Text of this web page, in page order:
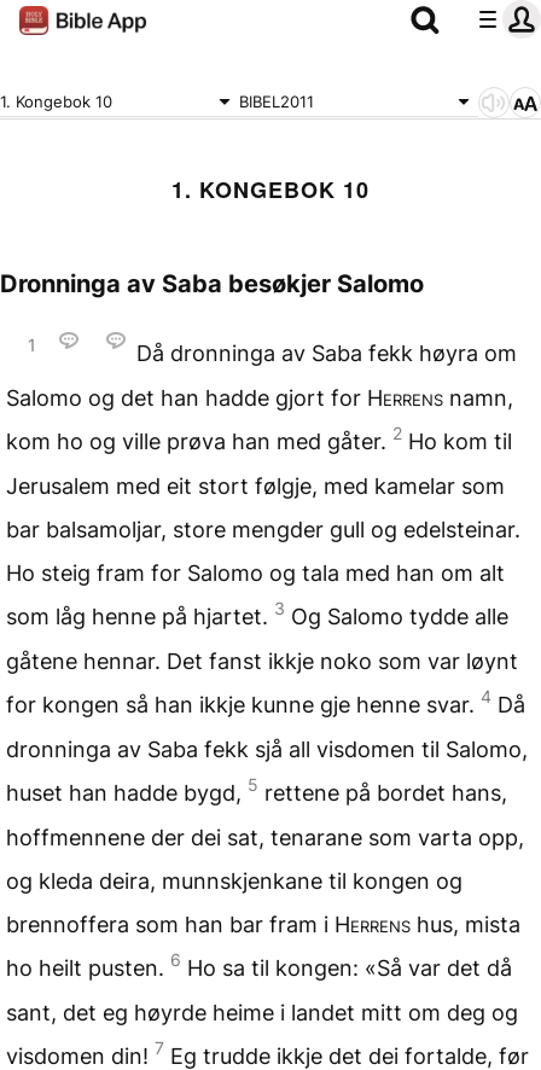
1. Kongebok 10 BIBEL2011
1. KONGEBOK 10
Dronninga av Saba besøkjer Salomo
1
Då dronninga av Saba fekk høyra om
Salomo og det han hadde gjort for Herrens namn,
kom ho og ville prøva han med gåter. 2 Ho kom til
Jerusalem med eit stort følgje, med kamelar som
bar balsamoljar, store mengder gull og edelsteinar.
Ho steig fram for Salomo og tala med han om alt
som låg henne på hjartet. 3 Og Salomo tydde alle
gåtene hennar. Det fanst ikkje noko som var løynt
for kongen så han ikkje kunne gje henne svar. 4 Då
dronninga av Saba fekk sjå all visdomen til Salomo,
huset han hadde bygd, 5 rettene på bordet hans,
hoffmennene der dei sat, tenarane som varta opp,
og kleda deira, munnskjenkane til kongen og
brennoffera som han bar fram i Herrens hus, mista
ho heilt pusten. 6 Ho sa til kongen: «Så var det då
sant, det eg høyrde heime i landet mitt om deg og
visdomen din! 7 Eg trudde ikkje det dei fortalde, før